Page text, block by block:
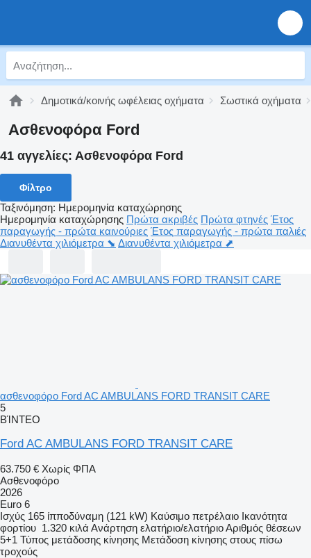
Δημοτικά/κοινής ωφέλειας οχήματα Σωστικά οχήματα
Ασθενοφόρα Ford
41 αγγελίες: Ασθενοφόρα Ford
Φίλτρο
Ταξινόμηση: Ημερομηνία καταχώρησης
Ημερομηνία καταχώρησης Πρώτα ακριβές Πρώτα φτηνές Έτος
παραγωγής - πρώτα καινούριες Έτος παραγωγής - πρώτα παλιές
Διανυθέντα χιλιόμετρα ⬊ Διανυθέντα χιλιόμετρα ⬈
ασθενοφόρο Ford AC AMBULANS FORD TRANSIT CARE
5
ΒΊΝΤΕΟ
Ford AC AMBULANS FORD TRANSIT CARE
63.750 € Χωρίς ΦΠΑ
Ασθενοφόρο
2026
Euro 6
Ισχύς 165 ίπποδύναμη (121 kW) Καύσιμο πετρέλαιο Ικανότητα
φορτίου 1.320 κιλά Ανάρτηση ελατήριο/ελατήριοΑριθμός θέσεων
5+1 Τύπος μετάδοσης κίνησης Μετάδοση κίνησης στους πίσω
τροχούς